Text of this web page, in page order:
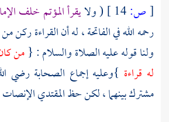
[ص: ( ولايقرأ المؤتم خلف
رحمه الله في الفاتحة ، له أن القراءة ركن
ولنا قوله عليه الصلاة والسلام : {من
له قراءة }وعليه إجماع الصحابة رضي
مشترك بينهما ، لكن حظ المقتدي الإنصات